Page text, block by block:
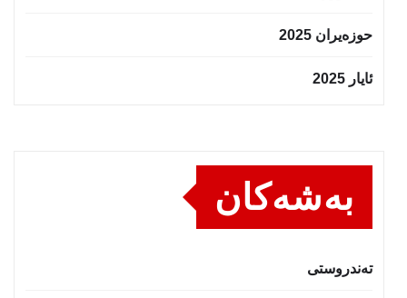
حوزه‌یران 2025
ئایار 2025
بەشەکان
تەندروستى